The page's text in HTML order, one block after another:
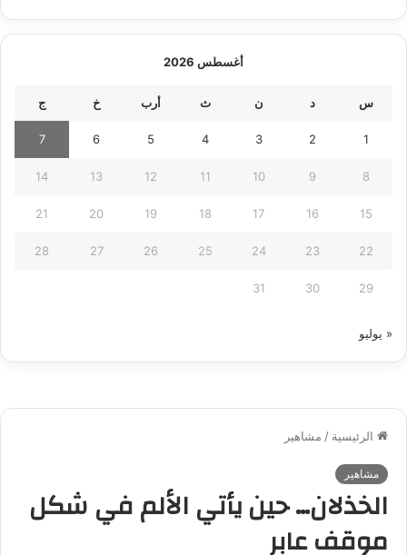
أغسطس 2026
س د ن ث أرب خ ج
1
2
3
4
5
6
7
8
9
10
11
12
13
14
15
16
17
18
19
20
21
22
23
24
25
26
27
28
29
30
31
« يوليو